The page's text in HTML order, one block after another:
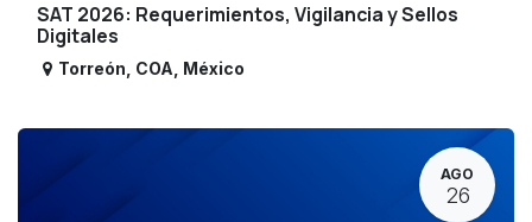
SAT 2026: Requerimientos, Vigilancia y Sellos
Digitales
Torreón COA México
AGO
26